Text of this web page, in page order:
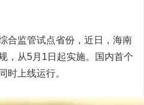
合监管试点省份，近日，海南
，从5月1日起实施。国内首个
时上线运行。